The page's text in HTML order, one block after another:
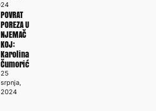
POVRAT
POREZA U
NJEMAČ
KOJ:
Karolina
Čumorić
25
srpnja,
2024